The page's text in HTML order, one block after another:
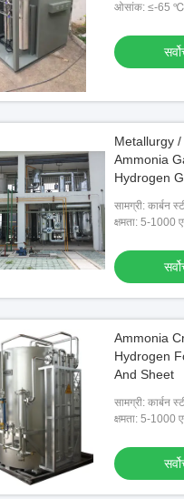
ओसांक: ≤-65 ℃
Metallurgy
Ammonia
Hydrogen
सामग्री: कार्बन
क्षमता: 5-1000
Ammonia
Hydrogen
And Sheet
सामग्री: कार्बन
क्षमता: 5-1000